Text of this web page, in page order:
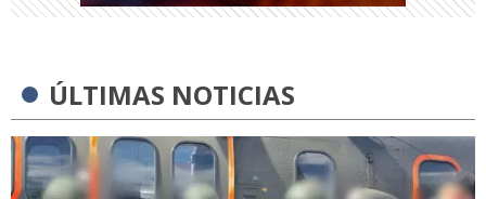
ÚLTIMAS NOTICIAS